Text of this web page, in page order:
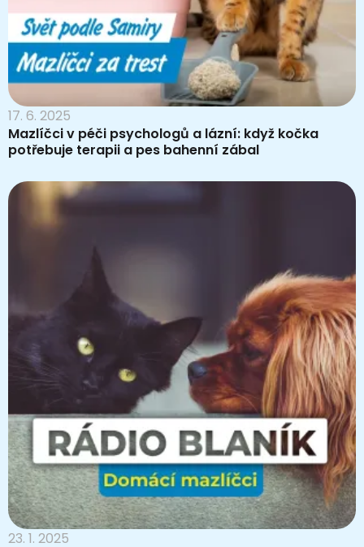
17. 6. 2025
Mazlíčci v péči psychologů a lázní: když kočka
potřebuje terapii a pes bahenní zábal
23. 1. 2025